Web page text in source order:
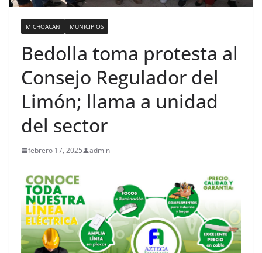
MICHOACAN MUNICIPIOS
Bedolla toma protesta al
Consejo Regulador del
Limón; llama a unidad
del sector
febrero 17, 2025 admin